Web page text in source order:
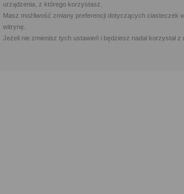
urządzenia, z którego korzystasz.
Masz możliwość zmiany preferencji dotyczących ciasteczek
witrynę.
Jeżeli nie zmienisz tych ustawień i będziesz nadal korzystał